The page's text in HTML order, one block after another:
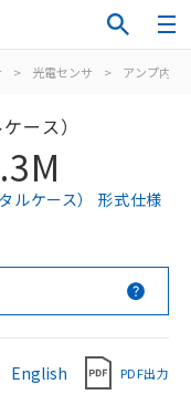
> 光電センサ > アンプ内蔵
ース）
ルケース） 形式仕様
English PDF出力